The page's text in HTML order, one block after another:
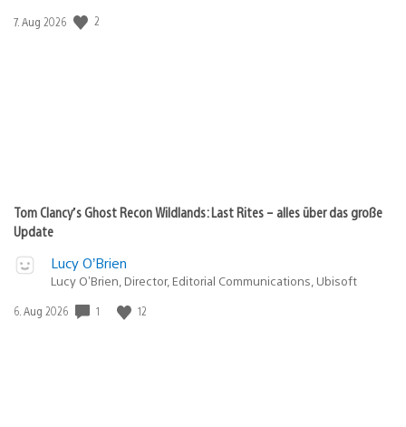
Veröffentlichungsdatum:
7. Aug 2026 2
Tom Clancy’s Ghost Recon Wildlands: Last Rites – alles über das große
Update
Lucy O’Brien
Lucy O’Brien, Director, Editorial Communications, Ubisoft
Veröffentlichungsdatum:
6. Aug 2026 1 12